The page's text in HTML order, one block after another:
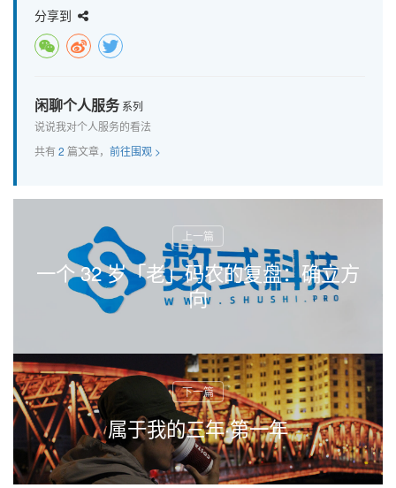
分享到
闲聊个人服务 系列
说说我对个人服务的看法
共有2 篇文章， 前往围观 >
一个 32 岁「老」码农的复盘：确立方
向
属于我的三年·第一年